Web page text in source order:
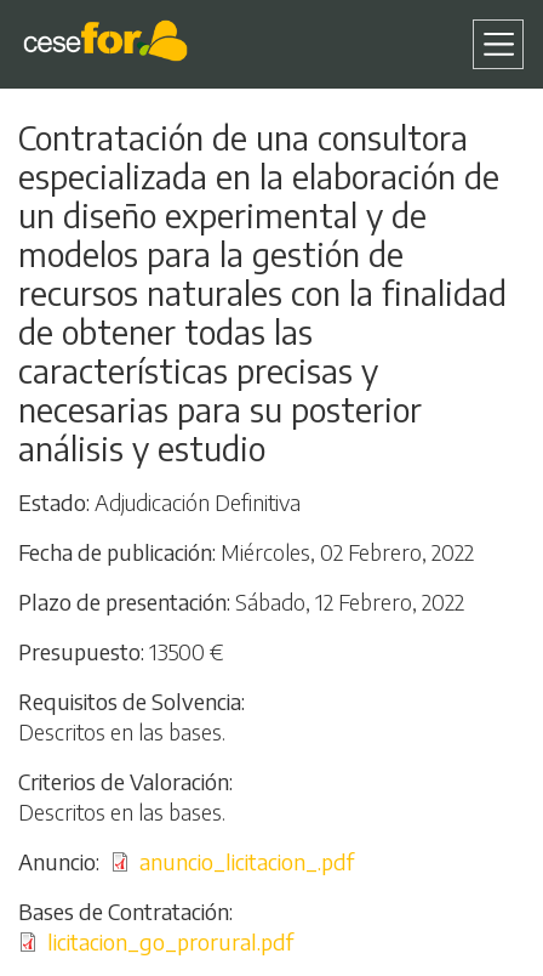
al
contenido
principal
Contratación de una consultora
especializada en la elaboración de
un diseño experimental y de
modelos para la gestión de
recursos naturales con la finalidad
de obtener todas las
características precisas y
necesarias para su posterior
análisis y estudio
Estado Adjudicación Definitiva
Fecha de publicación Miércoles, 02 Febrero, 2022
Plazo de presentación Sábado, 12 Febrero, 2022
Presupuesto 13500 €
Requisitos de Solvencia
Descritos en las bases.
Criterios de Valoración
Descritos en las bases.
Anuncio
Archivo
anuncio_licitacion_.pdf
Bases de Contratación
Archivo
licitacion_go_prorural.pdf